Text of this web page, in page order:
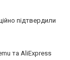
підтвердили
та AliExpress